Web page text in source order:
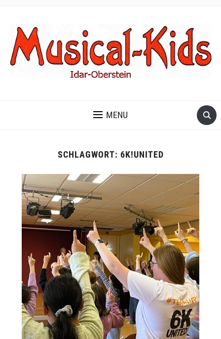
MENU
SCHLAGWORT: 6K!UNITED